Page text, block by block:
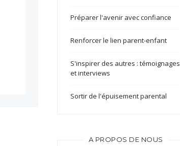
Préparer l'avenir avec confiance
Renforcer le lien parent-enfant
S'inspirer des autres : témoignages
et interviews
Sortir de l'épuisement parental
A PROPOS DE NOUS